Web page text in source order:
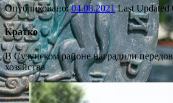
Опубликовано:04.08.2021 Last Updated
Кратко
В Сузунском районе наградили
хозяйства